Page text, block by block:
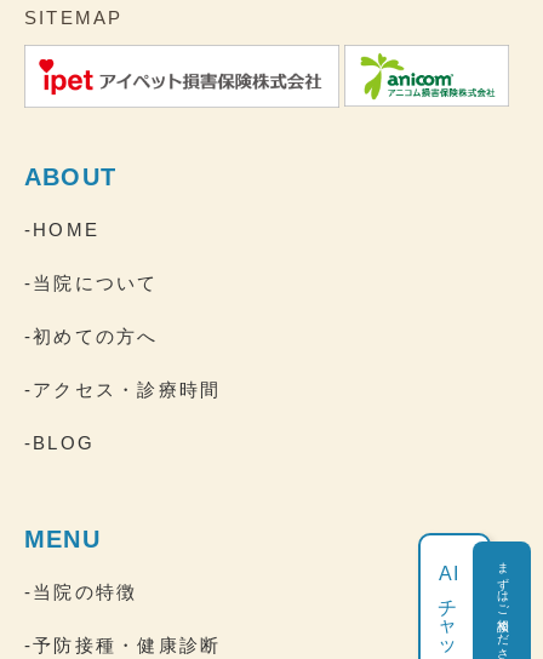
SITEMAP
ABOUT
-HOME
-当院について
-初めての方へ
-アクセス・診療時間
-BLOG
MENU
-当院の特徴
-予防接種・健康診断
AI
チャット相談 まずはご相談ください